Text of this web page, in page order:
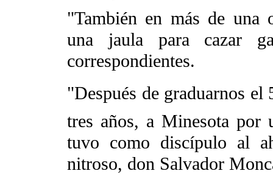
"También en más de una
una jaula para cazar
correspondientes.
"Después de graduarnos el
tres años, a Minesota por
tuvo como discípulo al
nitroso, don Salvador